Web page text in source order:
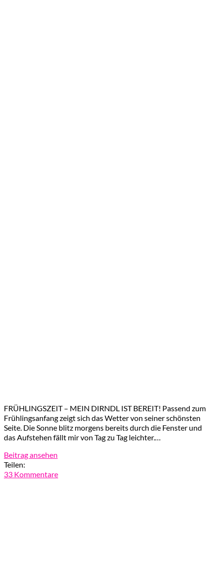
FRÜHLINGSZEIT – MEIN DIRNDL IST BEREIT! Passend zum
Frühlingsanfang zeigt sich das Wetter von seiner schönsten
Seite. Die Sonne blitz morgens bereits durch die Fenster und
das Aufstehen fällt mir von Tag zu Tag leichter.…
Beitrag ansehen
Teilen:
33 Kommentare